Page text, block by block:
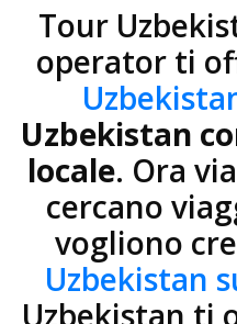
Tour
operator ti
Uzbekistan
locale. Ora
cercano
vogliono
Uzbekistan
Uzbekistan ti